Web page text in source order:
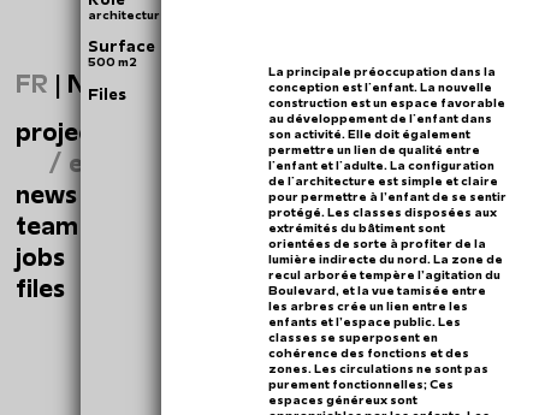
FR | NL
projects
/ ecole chazal
news
team
jobs
files
architecture et coordination
Surface
500 m2
Files
La principale préoccupation dans la
conception est l'enfant. La nouvelle
construction est un espace favorable
au développement de l'enfant dans
son activité. Elle doit également
permettre un lien de qualité entre
l'enfant et l'adulte. La configuration
de l'architecture est simple et claire
pour permettre à l’enfant de se sentir
protégé. Les classes disposées aux
extrémités du bâtiment sont
orientées de sorte à profiter de la
lumière indirecte du nord. La zone de
recul arborée tempère l’agitation du
Boulevard, et la vue tamisée entre
les arbres crée un lien entre les
enfants et l’espace public. Les
classes se superposent en
cohérence des fonctions et des
zones. Les circulations ne sont pas
purement fonctionnelles; Ces
espaces généreux sont